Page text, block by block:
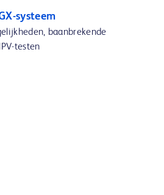
systeem
baanbrekende
testen